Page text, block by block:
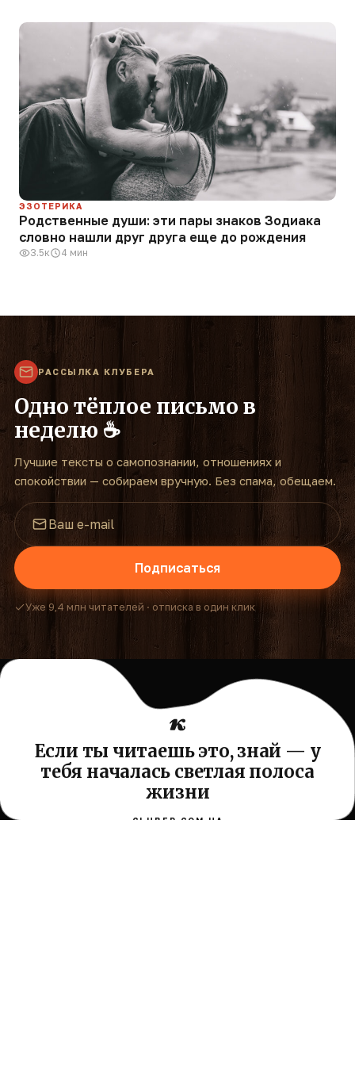
ЭЗОТЕРИКА
Родственные души: эти пары знаков Зодиака
словно нашли друг друга еще до рождения
3.5к 4 мин
РАССЫЛКА КЛУБЕРА
Одно тёплое письмо в
неделю ☕
Лучшие тексты о самопознании, отношениях и
спокойствии — собираем вручную. Без спама, обещаем.
Подписаться
Уже 9,4 млн читателей · отписка в один клик
Если ты читаешь это, знай — у
тебя началась светлая полоса
жизни
CLUBER.COM.UA